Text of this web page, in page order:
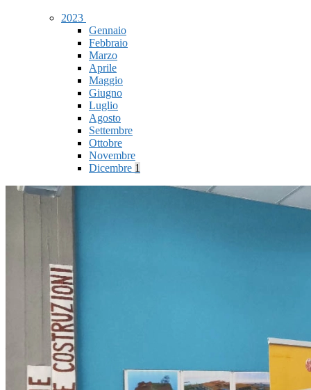
2023
Gennaio
Febbraio
Marzo
Aprile
Maggio
Giugno
Luglio
Agosto
Settembre
Ottobre
Novembre
Dicembre 1